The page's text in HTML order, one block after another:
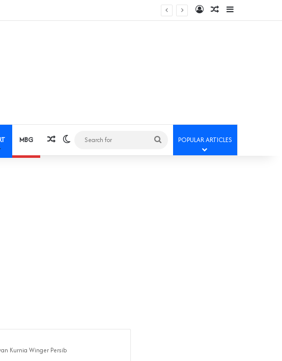
Log InRandom Article
Sidebar
MBG Random Article
Switch skin
Search
for
POPULAR ARTICLES
Kurnia Winger Persib